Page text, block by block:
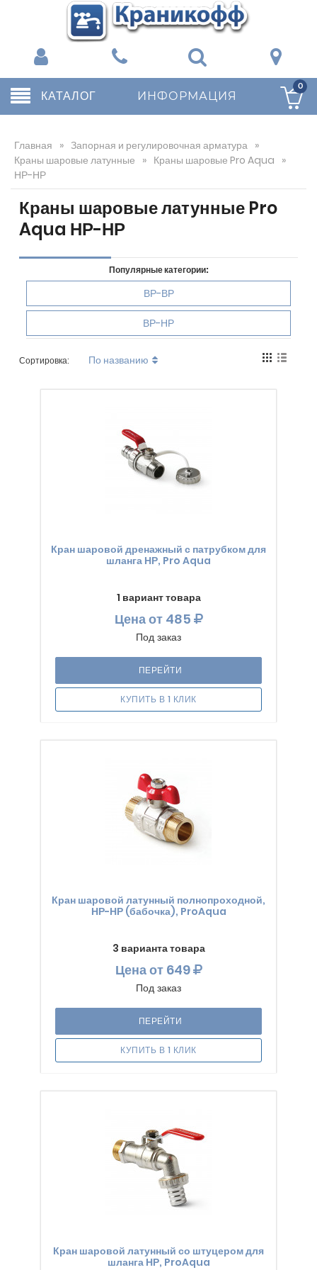
КАТАЛОГ ИНФОРМАЦИЯ
0
Главная » Запорная и регулировочная арматура »
Краны шаровые латунные » Краны шаровые Pro Aqua »
НР-НР
Краны шаровые латунные Pro
Aqua НР-НР
Популярные категории:
ВР-ВР
ВР-НР
Сортировка: По названию
Кран шаровой дренажный с патрубком для
шланга НР, Pro Aqua
1 вариант товара
Ценаот 485
Под заказ
ПЕРЕЙТИ
КУПИТЬ В 1 КЛИК
Кран шаровой латунный полнопроходной,
НР-НР (бабочка), ProAqua
3 варианта товара
Ценаот 649
Под заказ
ПЕРЕЙТИ
КУПИТЬ В 1 КЛИК
Кран шаровой латунный со штуцером для
шланга НР, ProAqua